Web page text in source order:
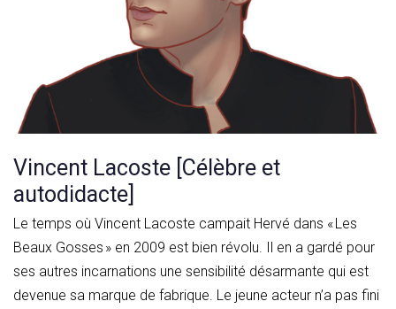
Vincent Lacoste [Célèbre et
autodidacte]
Le temps où Vincent Lacoste campait Hervé dans « Les
Beaux Gosses » en 2009 est bien révolu. Il en a gardé pour
ses autres incarnations une sensibilité désarmante qui est
devenue sa marque de fabrique. Le jeune acteur n’a pas fini